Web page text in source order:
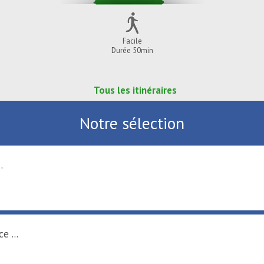
Facile
Durée 50min
Tous les itinéraires
Notre sélection
au Port fluvial ...
Hauts-de-France ...